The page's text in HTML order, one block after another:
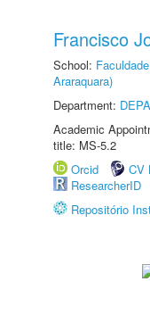
Francisco
School:
Araraquara)
Department:
Academic
title: MS-5.2
Orcid
CV
ResearcherID
Repositório